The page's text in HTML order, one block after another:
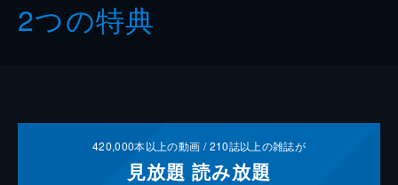
2つの特典
420,000本以上の動画 /210誌以上の雑誌が
見放題 読み放題